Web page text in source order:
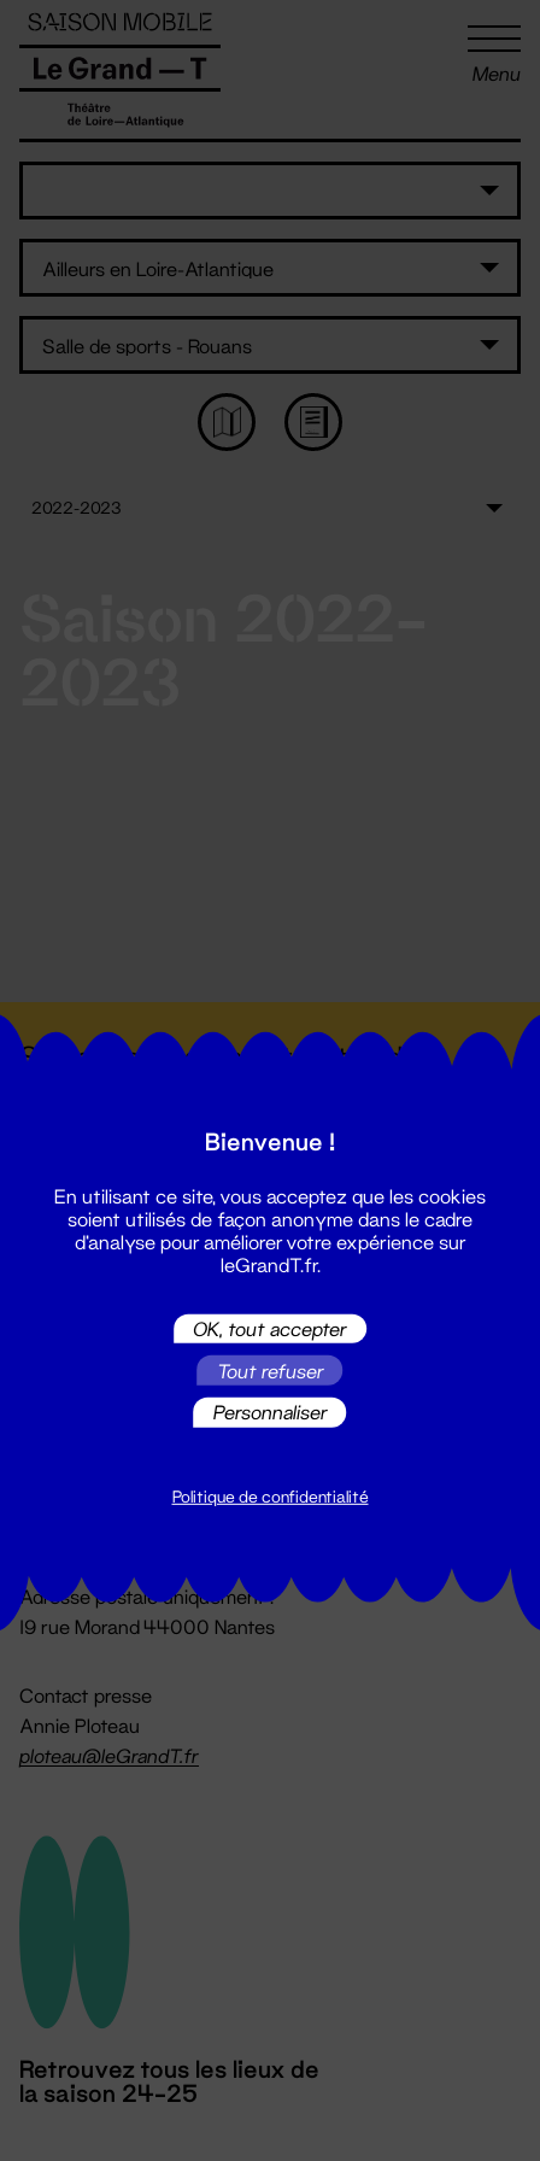
Menu
Suivez toutes les actualités du
Du lundi au vendredi 14h → 18h
Adresse postale uniquement :
19 rue Morand 44000 Nantes
Contact presse
Annie Ploteau
ploteau@leGrandT.fr
Retrouvez tous les lieux de
la saison 24-25
Panneau de gestion des cookies
Bienvenue !
En utilisant ce site, vous acceptez que les cookies
soient utilisés de façon anonyme dans le cadre
d'analyse pour améliorer votre expérience sur
leGrandT.fr.
OK, tout accepter
Tout refuser
Personnaliser
Politique de confidentialité